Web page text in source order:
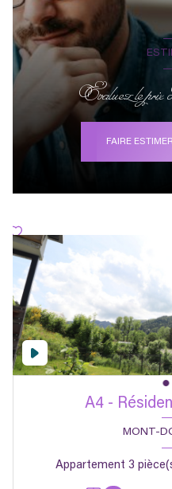
Evaluez le prix
FAIRE
A4 -
MONT-